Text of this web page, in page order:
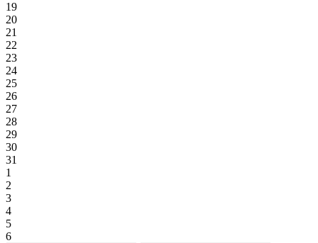
19
20
21
22
23
24
25
26
27
28
29
30
31
1
2
3
4
5
6